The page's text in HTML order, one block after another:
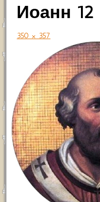
Иоанн 12
350 × 357